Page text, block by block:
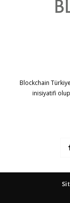
Blockchain
inisiyatifi